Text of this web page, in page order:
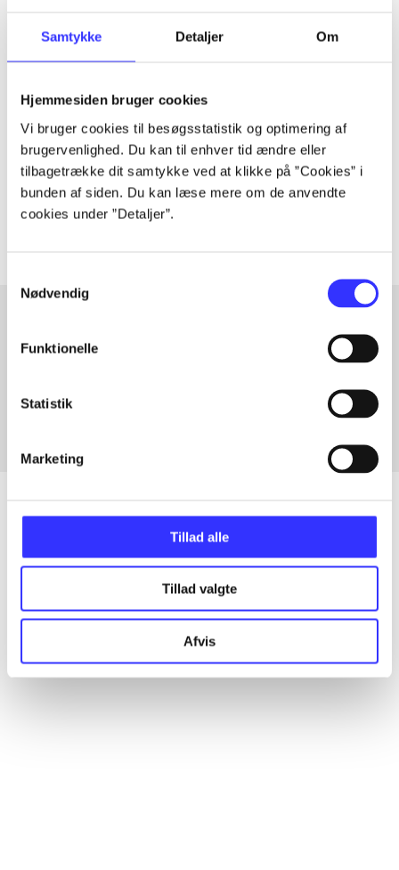
Samtykke Detaljer Om
Hjemmesiden bruger cookies
Vi bruger cookies til besøgsstatistik og optimering af
brugervenlighed. Du kan til enhver tid ændre eller
tilbagetrække dit samtykke ved at klikke på ”Cookies” i
bunden af siden. Du kan læse mere om de anvendte
cookies under ”Detaljer”.
Nødvendig
Funktionelle
Statistik
Marketing
Tillad alle
Tillad valgte
Afvis
Artiklen er en del af
lorem ipsum dolor sit amet ...
Tidsskrift
Artiklerne i handler ofte om
Artikler med samme emner
Artikler
Alle registrerede artikler fordelt på udgivelser